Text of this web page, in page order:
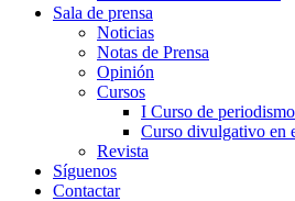
Sala de prensa
Noticias
Notas de Prensa
Opinión
Cursos
I Curso de
Curso divulgativo en
Revista
Síguenos
Contactar